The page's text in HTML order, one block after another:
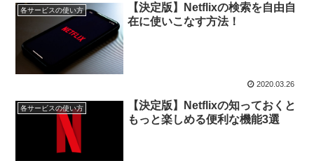
各サービスの使い方
【決定版】Netflixの検索を自由自
在に使いこなす方法！
2020.03.26
各サービスの使い方
【決定版】Netflixの知っておくと
もっと楽しめる便利な機能3選